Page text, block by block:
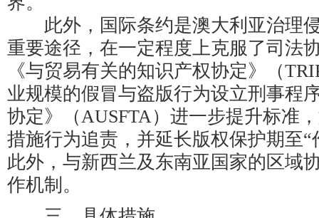
此外，国际条约是澳大利亚治理
重要途径，在一定程度上克服了司法
《与贸易有关的知识产权协定》（
业规模的假冒与盗版行为设立刑事程
协定》（AUSFTA）进一步提升标准
措施行为追责，并延长版权保护期至“
此外，与新西兰及东南亚国家的区域
作机制。